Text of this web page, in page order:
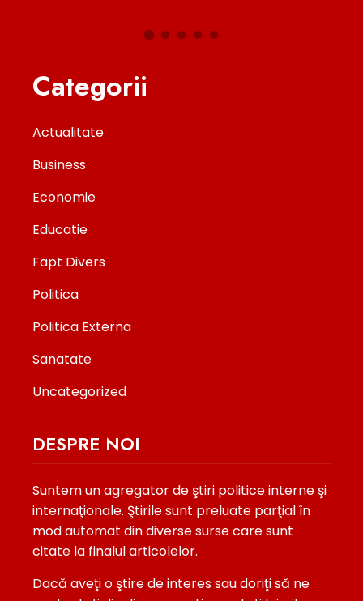
Categorii
Actualitate
Business
Economie
Educatie
Fapt Divers
Politica
Politica Externa
Sanatate
Uncategorized
DESPRE NOI
Suntem un agregator de ştiri politice interne şi
internaţionale. Ştirile sunt preluate parţial în
mod automat din diverse surse care sunt
citate la finalul articolelor.
Dacă aveţi o ştire de interes sau doriţi să ne